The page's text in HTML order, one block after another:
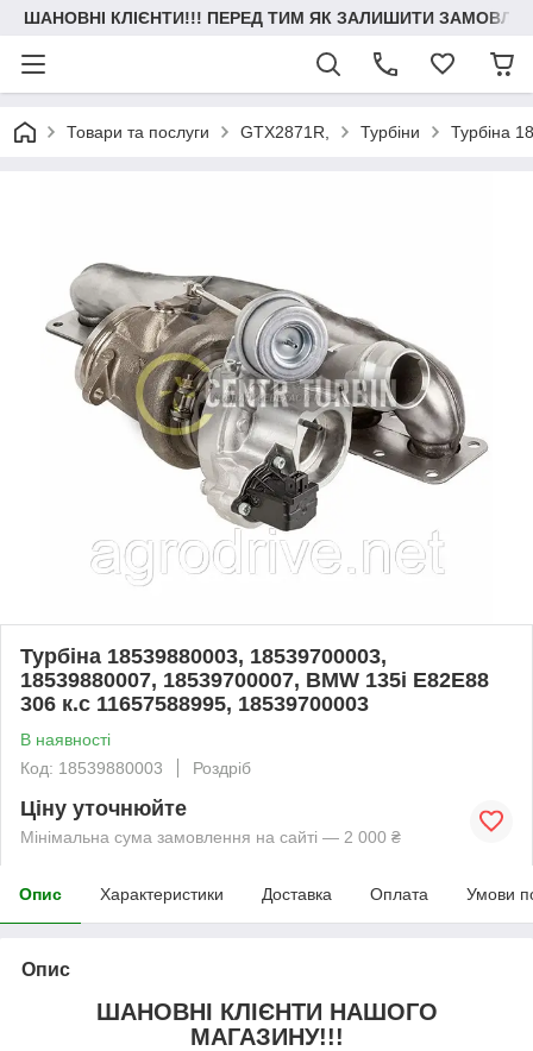
ШАНОВНІ КЛІЄНТИ!!! ПЕРЕД ТИМ ЯК ЗАЛИШИТИ
Товари та послуги GTX2871R, Турбіни Турбіна
Турбіна 18539880003, 18539700003,
18539880007, 18539700007, BMW 135i E82E88
306 к.с 11657588995, 18539700003
В наявності
Код: 18539880003
Роздріб
Ціну уточнюйте
Мінімальна сума замовлення на сайті — 2 000 ₴
Опис Характеристики Доставка Оплата Умови
Опис
ШАНОВНІ КЛІЄНТИ НАШОГО
МАГАЗИНУ!!!